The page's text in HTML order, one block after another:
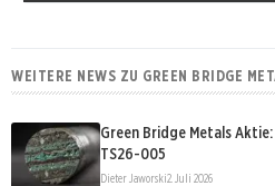
WEITERE NEWS ZU GREEN BRIDGE
Green Bridge Metals
TS26-005
Dieter Jaworski2. Juli 2026